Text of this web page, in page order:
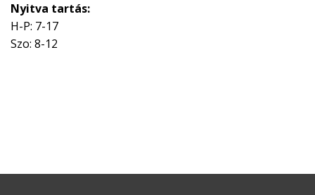
Nyitva tartás:
H-P: 7-17
Szo: 8-12